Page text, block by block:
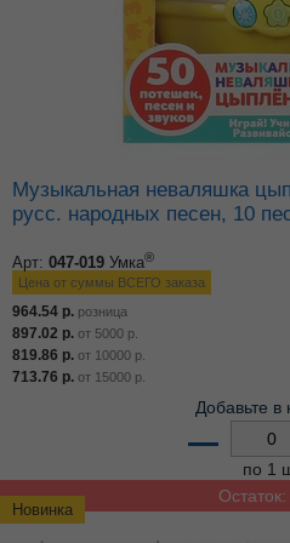
Новинка
Музыкальная неваляшка цыпленок, 15 потешек и
русс. народных песен, 10
Арт: 047-019 Умка®
Цена от суммы ВСЕГО заказа
964.54 р. розница
897.02 р. от 5000 р.
819.86 р. от 10000 р.
713.76 р. от 15000 р.
Добавьте в
–
по 1